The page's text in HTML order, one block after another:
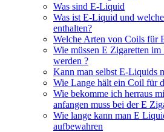
Was sind E-Liquid
Was ist E-Liquid und
enthalten?
Welche Arten von Coils für
Wie müssen E Zigaretten
werden ?
Kann man selbst E-Liquids
Wie Lange hält ein Coil für
Wie bekomme ich herraus
anfangen muss bei der E
Wie lange kann man E
aufbewahren